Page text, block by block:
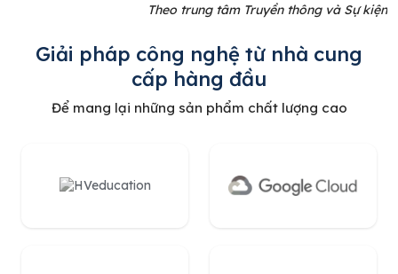
Theo trung tâm Truyền thông và Sự kiện
Giải pháp công nghệ từ nhà cung
cấp hàng đầu
Để mang lại những sản phẩm chất lượng cao